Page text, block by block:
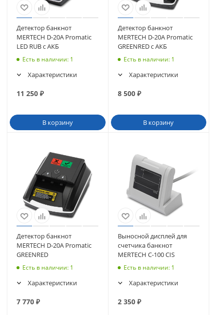
Детектор банкнот
MERTECH D-20A Promatic
LED RUB c АКБ
Есть в наличии: 1
Характеристики
11 250 ₽
В корзину
Детектор банкнот
MERTECH D-20A Promatic
GREENRED с АКБ
Есть в наличии: 1
Характеристики
8 500₽
В корзину
Детектор банкнот
MERTECH D-20A Promatic
GREENRED
Есть в наличии: 1
Характеристики
7 770 ₽
Выносной дисплей для
счетчика банкнот
MERTECH C-100 CIS
Есть в наличии: 1
Характеристики
2 350₽